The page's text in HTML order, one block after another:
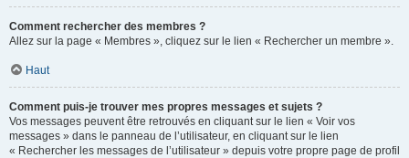
Comment rechercher des membres ?
Allez sur la page « Membres », cliquez sur le lien « Rechercher un membre ».
Haut
Comment puis-je trouver mes propres messages et sujets ?
Vos messages peuvent être retrouvés en cliquant sur le lien « Voir vos
messages » dans le panneau de l’utilisateur, en cliquant sur le lien
« Rechercher les messages de l’utilisateur » depuis votre propre page de profil